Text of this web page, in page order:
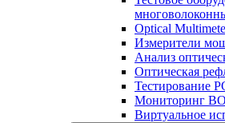
Optical
Измерители
Анализ
Оптическая
Тестирование
Мониторинг
Виртуальное